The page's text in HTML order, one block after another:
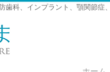
科、インプラント、顎関節症